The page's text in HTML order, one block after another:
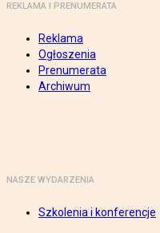
REKLAMA I PRENUMERATA
Reklama
Ogłoszenia
Prenumerata
Archiwum
NASZE WYDARZENIA
Szkolenia i konferencje